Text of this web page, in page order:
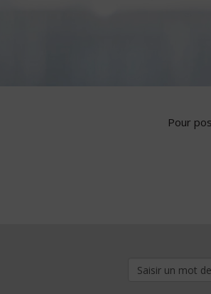
Pour